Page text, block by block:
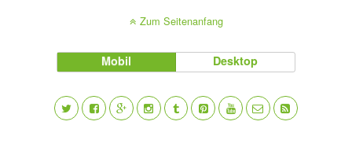
Zum Seitenanfang
Mobil Desktop